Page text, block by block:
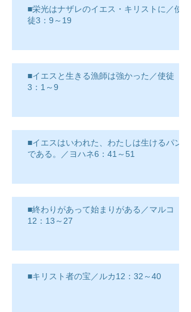
■栄光はナザレのイエス・キリストに／使
徒3：9～19
■イエスと生きる漁師は強かった／使徒
3：1～9
■イエスはいわれた、わたしは生けるパン
である。／ヨハネ6：41～51
■終わりがあって始まりがある／マルコ
12：13～27
■キリスト者の宝／ルカ12：32～40